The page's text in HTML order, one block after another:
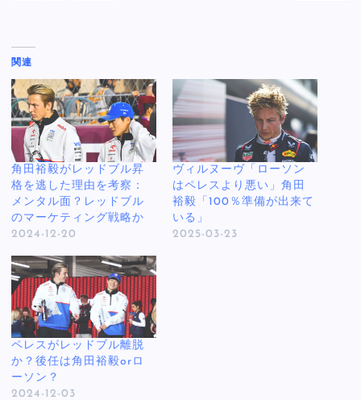
関連
角田裕毅がレッドブル昇
格を逃した理由を考察：
メンタル面？レッドブル
のマーケティング戦略か
2024-12-20
ヴィルヌーヴ「ローソン
はペレスより悪い」角田
裕毅「100％準備が出来て
いる」
2025-03-23
ペレスがレッドブル離脱
か？後任は角田裕毅orロ
ーソン？
2024-12-03